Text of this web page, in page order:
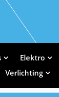
Elektro
Verlichting